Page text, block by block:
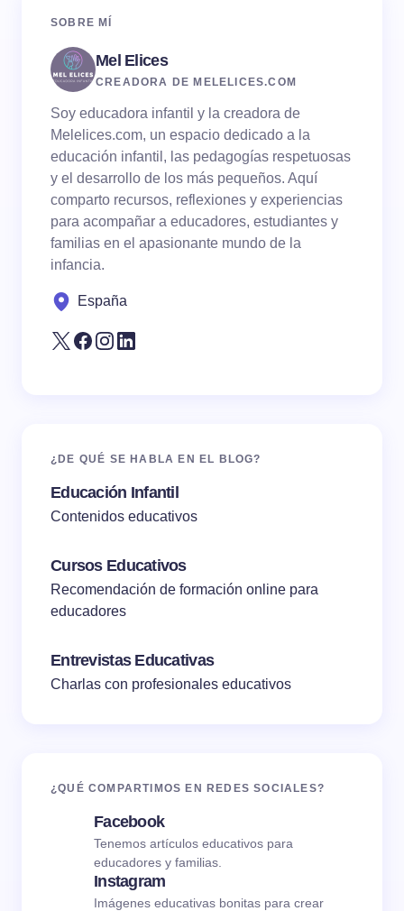
SOBRE MÍ
Mel Elices
CREADORA DE MELELICES.COM
Soy educadora infantil y la creadora de
Melelices.com, un espacio dedicado a la
educación infantil, las pedagogías respetuosas
y el desarrollo de los más pequeños. Aquí
comparto recursos, reflexiones y experiencias
para acompañar a educadores, estudiantes y
familias en el apasionante mundo de la
infancia.
España
¿DE QUÉ SE HABLA EN EL BLOG?
Educación Infantil
Contenidos educativos
Cursos Educativos
Recomendación de formación online para
educadores
Entrevistas Educativas
Charlas con profesionales educativos
¿QUÉ COMPARTIMOS EN REDES SOCIALES?
Facebook
Tenemos artículos educativos para
educadores y familias.
Instagram
Imágenes educativas bonitas para crear